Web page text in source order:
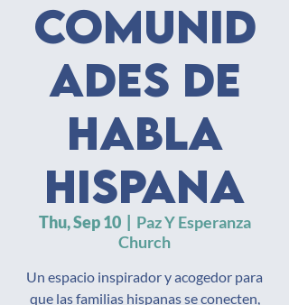
Comunid
ades de
habla
hispana
Thu, Sep 10
  |
Paz Y Esperanza
Church
Un espacio inspirador y acogedor para
que las familias hispanas se conecten,